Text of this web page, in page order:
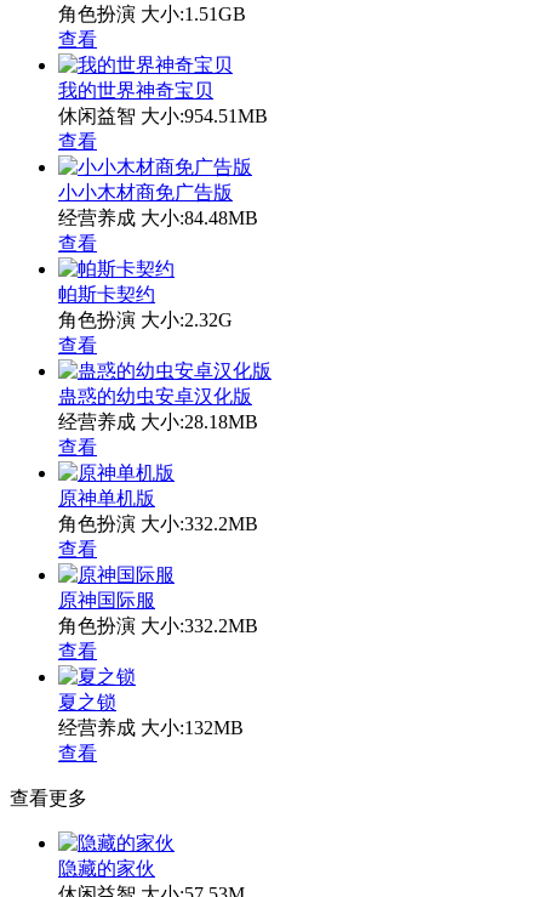
角色扮演 大小:1.51GB
查看
我的世界神奇宝贝
休闲益智 大小:954.51MB
查看
小小木材商免广告版
经营养成 大小:84.48MB
查看
帕斯卡契约
角色扮演 大小:2.32G
查看
蛊惑的幼虫安卓汉化版
经营养成 大小:28.18MB
查看
原神单机版
角色扮演 大小:332.2MB
查看
原神国际服
角色扮演 大小:332.2MB
查看
夏之锁
经营养成 大小:132MB
查看
查看更多
隐藏的家伙